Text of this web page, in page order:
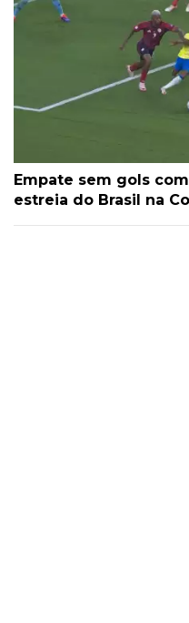
Empate sem gols
estreia do Brasil na